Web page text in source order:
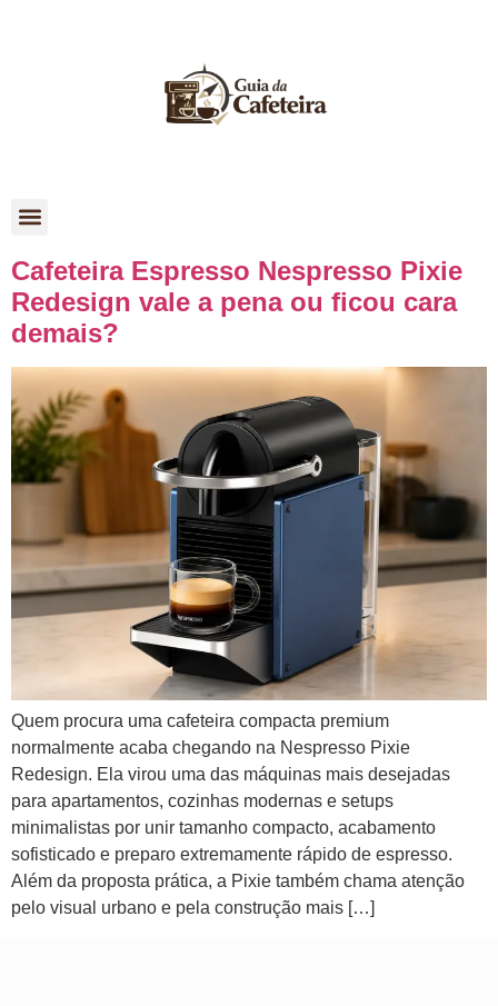
Cafeteira Espresso Nespresso Pixie
Redesign vale a pena ou ficou cara
demais?
Quem procura uma cafeteira compacta premium
normalmente acaba chegando na Nespresso Pixie
Redesign. Ela virou uma das máquinas mais desejadas
para apartamentos, cozinhas modernas e setups
minimalistas por unir tamanho compacto, acabamento
sofisticado e preparo extremamente rápido de espresso.
Além da proposta prática, a Pixie também chama atenção
pelo visual urbano e pela construção mais […]